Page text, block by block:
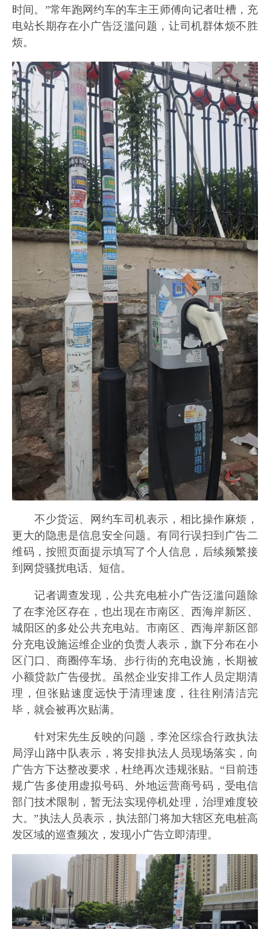
时间。”常年跑网约车的车主王师傅向记者吐槽，充
电站长期存在小广告泛滥问题，让司机群体烦不胜
烦。
不少货运、网约车司机表示，相比操作麻烦，
更大的隐患是信息安全问题。有同行误扫到广告二
维码，按照页面提示填写了个人信息，后续频繁接
到网贷骚扰电话、短信。
记者调查发现，公共充电桩小广告泛滥问题除
了在李沧区存在，也出现在市南区、西海岸新区、
城阳区的多处公共充电站。市南区、西海岸新区部
分充电设施运维企业的负责人表示，旗下分布在小
区门口、商圈停车场、步行街的充电设施，长期被
小额贷款广告侵扰。虽然企业安排工作人员定期清
理，但张贴速度远快于清理速度，往往刚清洁完
毕，就会被再次贴满。
针对宋先生反映的问题，李沧区综合行政执法
局浮山路中队表示，将安排执法人员现场落实，向
广告方下达整改要求，杜绝再次违规张贴。“目前违
规广告多使用虚拟号码、外地运营商号码，受电信
部门技术限制，暂无法实现停机处理，治理难度较
大。”执法人员表示，执法部门将加大辖区充电桩高
发区域的巡查频次，发现小广告立即清理。